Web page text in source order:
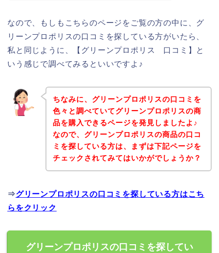
なので、もしもこちらのページをご覧の方の中に、グ
リーンプロポリスの口コミを探している方がいたら、
私と同じように、【グリーンプロポリス 口コミ】と
いう感じで調べてみるといいですよ♪
ちなみに、グリーンプロポリスの口コミを
色々と調べていてグリーンプロポリスの商
品を購入できるページを発見しましたよ♪
なので、グリーンプロポリスの商品の口コ
ミを探している方は、まずは下記ページを
チェックされてみてはいかがでしょうか？
⇒グリーンプロポリスの口コミを探している方はこち
らをクリック
グリーンプロポリスの口コミを探してい